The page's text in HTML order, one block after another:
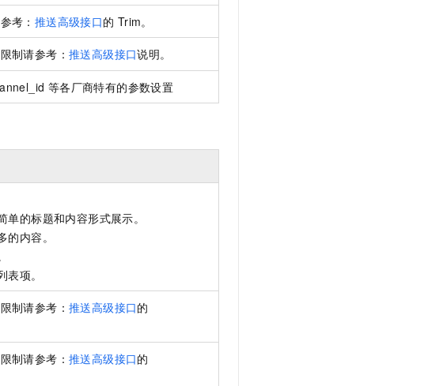
考： 推送高级接口的 Trim。
制请参考： 推送高级接口说明。
等各厂商特有的参数设置
的标题和内容形式展示。
内容。
项。
制请参考： 推送高级接口的
制请参考： 推送高级接口的